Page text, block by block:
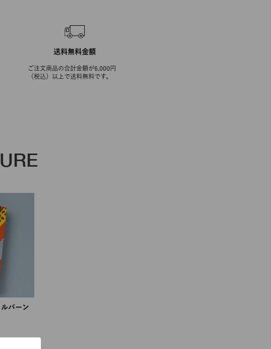
送料無料金額
ご注文商品の合計金額が6,000円
（税込）以上で送料無料です。
バーン